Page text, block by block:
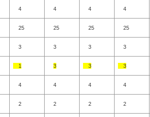
4 4 4 4
25 25 25 25
3 3 3 3
1 3 3 3
4 4 4 4
2 2 2 2